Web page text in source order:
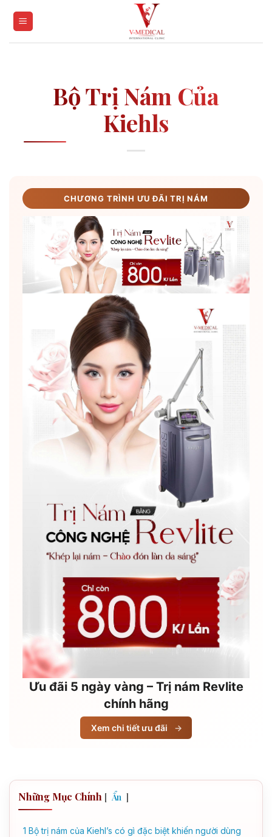
Bộ Trị Nám Của
Kiehls
CHƯƠNG TRÌNH ƯU ĐÃI TRỊ NÁM
Ưu đãi 5 ngày vàng – Trị nám Revlite
chính hãng
Xem chi tiết ưu đãi →
Những Mục Chính [ Ẩn ]
1 Bộ trị nám của Kiehl’s có gì đặc biệt khiến người dùng